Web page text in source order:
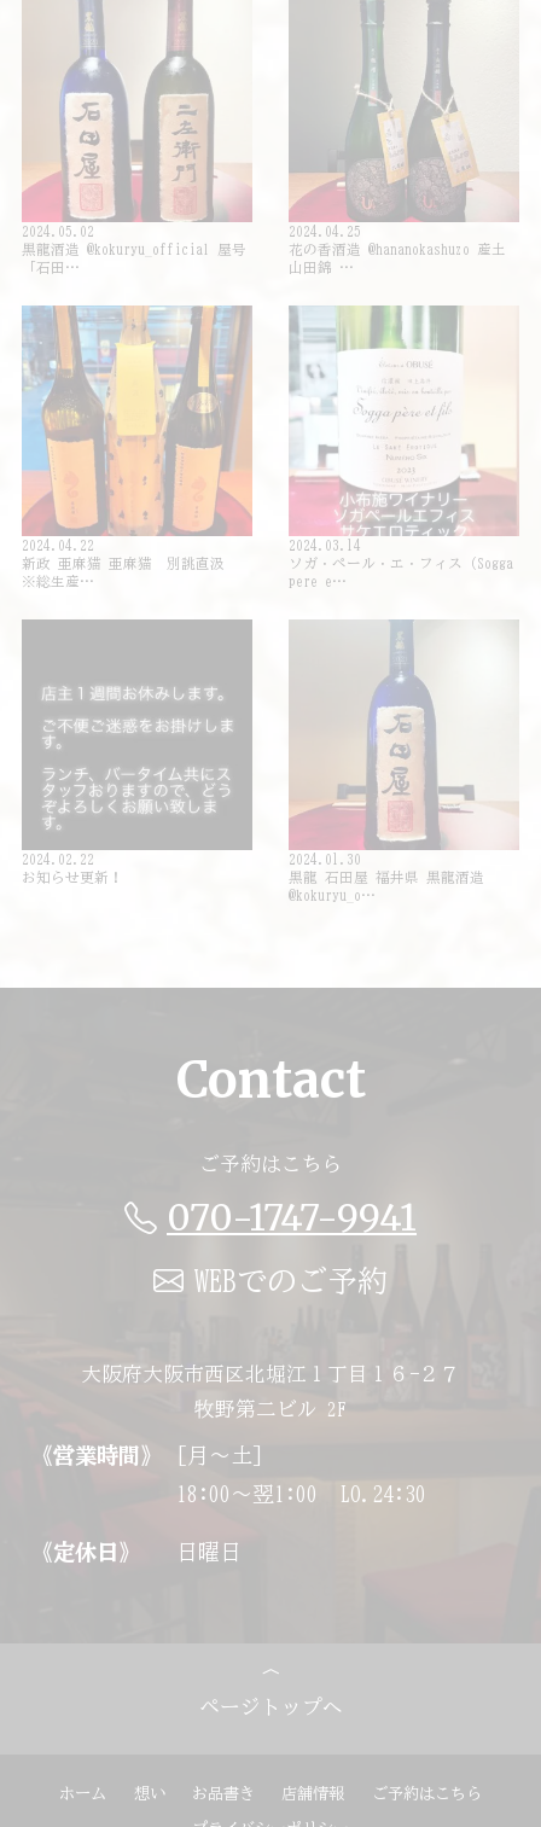
2024.05.02
黒龍酒造 @kokuryu_official 屋号
「石田…
2024.04.25
花の香酒造 @hananokashuzo 産土
山田錦 …
2024.04.22
新政 亜麻猫 亜麻猫 別誂直汲
※総生産…
2024.03.14
ソガ・ペール・エ・フィス（Sogga
pere e…
2024.02.22
お知らせ更新！
2024.01.30
黒龍 石田屋 福井県 黒龍酒造
@kokuryu_o…
Contact
ご予約はこちら
070-1747-9941
WEBでのご予約
大阪府大阪市西区北堀江１丁目１６−２７
牧野第二ビル 2F
《営業時間》
[月～土]
18:00～翌1:00 LO.24:30
《定休日》 日曜日
ページトップへ
ホーム 想い お品書き 店舗情報 ご予約はこちら